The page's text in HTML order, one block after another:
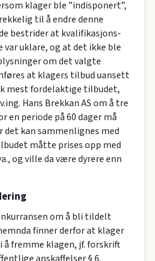
klager ble ”indisponert”,
til å endre denne
bestrider at kvalifikasjons-
uklare, og at det ikke ble
om det valgte
at klagers tilbud uansett
mest fordelaktige tilbudet,
Hans Brekkan AS om å tre
en periode på 60 dager må
kan sammenlignes med
måtte prises opp med
og ville da være dyrere enn
om å bli tildelt
finner derfor at klager
å fremme klagen, jf. forskrift